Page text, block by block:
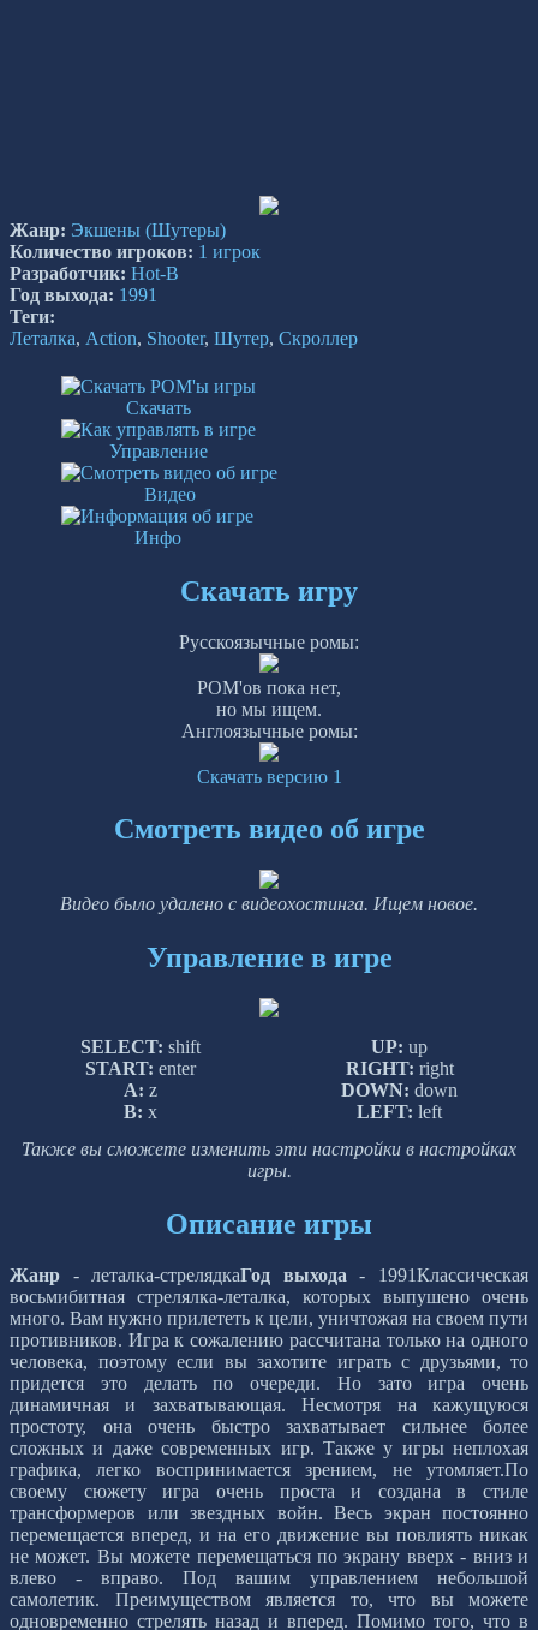
Жанр: Экшены (Шутеры)
Количество игроков: 1 игрок
Разработчик: Hot-B
Год выхода: 1991
Теги:
Леталка, Action, Shooter, Шутер, Скроллер
Скачать
Управление
Видео
Инфо
Скачать игру
Русскоязычные ромы:
РОМ'ов пока нет,
но мы ищем.
Англоязычные ромы:
Скачать версию 1
Смотреть видео об игре
Видео было удалено с видеохостинга. Ищем новое.
Управление в игре
SELECT: shift
START: enter
A: z
B: x
UP: up
RIGHT: right
DOWN: down
LEFT: left
Также вы сможете изменить эти настройки в настройках
игры.
Описание игры
Жанр - леталка-стрелядкаГод выхода - 1991Классическая
восьмибитная стрелялка-леталка, которых выпушено очень
много. Вам нужно прилететь к цели, уничтожая на своем пути
противников. Игра к сожалению рассчитана только на одного
человека, поэтому если вы захотите играть с друзьями, то
придется это делать по очереди. Но зато игра очень
динамичная и захватывающая. Несмотря на кажущуюся
простоту, она очень быстро захватывает сильнее более
сложных и даже современных игр. Также у игры неплохая
графика, легко воспринимается зрением, не утомляет.По
своему сюжету игра очень проста и создана в стиле
трансформеров или звездных войн. Весь экран постоянно
перемещается вперед, и на его движение вы повлиять никак
не может. Вы можете перемещаться по экрану вверх - вниз и
влево - вправо. Под вашим управлением небольшой
самолетик. Преимуществом является то, что вы можете
одновременно стрелять назад и вперед. Помимо того, что в